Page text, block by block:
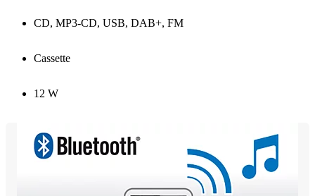
CD, MP3-CD, USB, DAB+, FM
Cassette
12 W